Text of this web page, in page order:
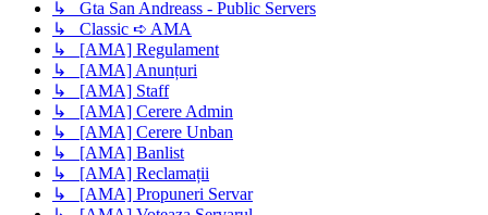
↳ Gta San Andreass - Public Servers
↳ Classic ➪ AMA
↳ [AMA] Regulament
↳ [AMA] Anunțuri
↳ [AMA] Staff
↳ [AMA] Cerere Admin
↳ [AMA] Cerere Unban
↳ [AMA] Banlist
↳ [AMA] Reclamații
↳ [AMA] Propuneri Servar